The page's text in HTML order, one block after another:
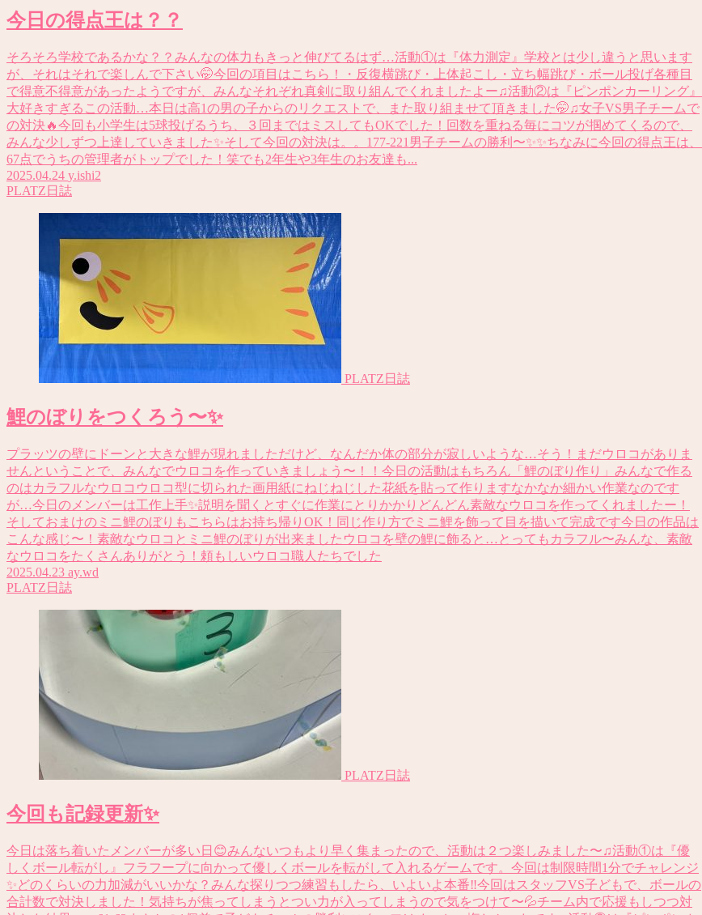
今日の得点王は？？
そろそろ学校であるかな？？みんなの体力もきっと伸びてるはず…活動①は『体力測定』学校とは少し違うと思います
が、それはそれで楽しんで下さい🤭今回の項目はこちら！・反復横跳び・上体起こし・立ち幅跳び・ボール投げ各種目
で得意不得意があったようですが、みんなそれぞれ真剣に取り組んでくれましたよー♫活動②は『ピンポンカーリング』
大好きすぎるこの活動…本日は高1の男の子からのリクエストで、また取り組ませて頂きました🤭♫女子VS男子チームで
の対決🔥今回も小学生は5球投げるうち、３回まではミスしてもOKでした！回数を重ねる毎にコツが掴めてくるので、
みんな少しずつ上達していきました✨そして今回の対決は。。177-221男子チームの勝利〜✨✨ちなみに今回の得点王は、
67点でうちの管理者がトップでした！笑でも2年生や3年生のお友達も...
2025.04.24 y.ishi2
PLATZ日誌
PLATZ日誌
鯉のぼりをつくろう〜✨
プラッツの壁にドーンと大きな鯉が現れましただけど、なんだか体の部分が寂しいような…そう！まだウロコがありま
せんということで、みんなでウロコを作っていきましょう〜！！今日の活動はもちろん「鯉のぼり作り」みんなで作る
のはカラフルなウロコウロコ型に切られた画用紙にねじねじした花紙を貼って作りますなかなか細かい作業なのです
が…今日のメンバーは工作上手✨説明を聞くとすぐに作業にとりかかりどんどん素敵なウロコを作ってくれましたー！
そしておまけのミニ鯉のぼりもこちらはお持ち帰りOK！同じ作り方でミニ鯉を飾って目を描いて完成です今日の作品は
こんな感じ〜！素敵なウロコとミニ鯉のぼりが出来ましたウロコを壁の鯉に飾ると…とってもカラフル〜みんな、素敵
なウロコをたくさんありがとう！頼もしいウロコ職人たちでした
2025.04.23 ay.wd
PLATZ日誌
PLATZ日誌
今回も記録更新✨
今日は落ち着いたメンバーが多い日😊みんないつもより早く集まったので、活動は２つ楽しみました〜♫活動①は『優
しくボール転がし』フラフープに向かって優しくボールを転がして入れるゲームです。今回は制限時間1分でチャレンジ
✨どのくらいの力加減がいいかな？みんな探りつつ練習もしたら、いよいよ本番‼️今回はスタッフVS子どもで、ボールの
合計数で対決しました！気持ちが焦ってしまうとつい力が入ってしまうので気をつけて〜💦チーム内で応援もしつつ対